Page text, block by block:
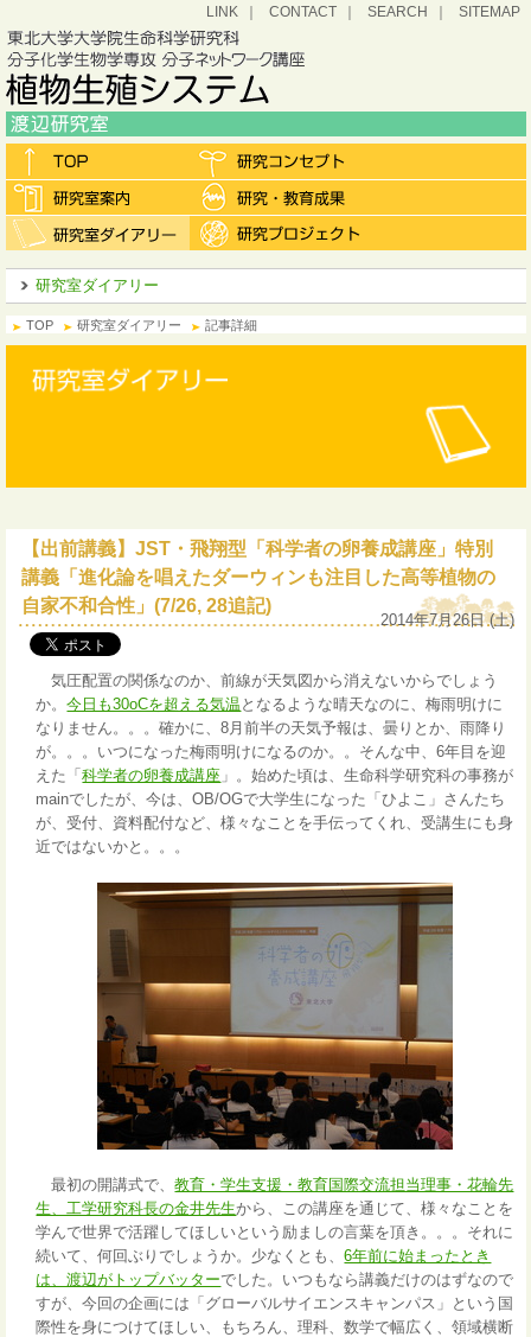
LINK CONTACT SEARCH SITEMAP
研究室ダイアリー
TOP 研究室ダイアリー 記事詳細
【出前講義】JST・飛翔型「科学者の卵養成講座」特別
講義「進化論を唱えたダーウィンも注目した高等植物の
自家不和合性」(7/26, 28追記)
2014年7月26日 (土)
気圧配置の関係なのか、前線が天気図から消えないからでしょう
か。今日も30oCを超える気温 となるような晴天なのに、梅雨明けに
なりません。。。確かに、8月前半の天気予報は、曇りとか、雨降り
が。。。いつになった梅雨明けになるのか。。そんな中、6年目を迎
えた「科学者の卵養成講座 」。始めた頃は、生命科学研究科の事務が
mainでしたが、今は、OB/OGで大学生になった「ひよこ」さんたち
が、受付、資料配付など、様々なことを手伝ってくれ、受講生にも身
近ではないかと。。。
最初の開講式で、教育・学生支援・教育国際交流担当理事・花輪先
生、工学研究科長の金井先生から、この講座を通じて、様々なことを
学んで世界で活躍してほしいという励ましの言葉を頂き。。。それに
続いて、何回ぶりでしょうか。少なくとも、6年前に始まったとき
は、渡辺がトップバッターでした。いつもなら講義だけのはずなので
すが、今回の企画には「グローバルサイエンスキャンパス」という国
際性を身につけてほしい、もちろん、理科、数学で幅広く、領域横断